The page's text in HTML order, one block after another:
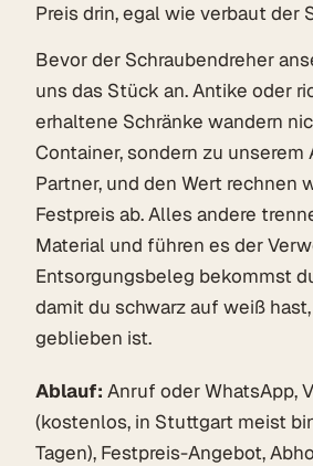
Preis drin, egal wie verbaut der
Bevor der Schraubendreher
uns das Stück an. Antike oder
erhaltene Schränke wandern
Container, sondern zu
Partner, und den Wert rechnen
Festpreis ab. Alles andere
Material und führen es der
Entsorgungsbeleg bekommst
damit du schwarz auf weiß
geblieben ist.
Ablauf: Anruf oder WhatsApp,
(kostenlos, in Stuttgart meist
Tagen), Festpreis-Angebot,